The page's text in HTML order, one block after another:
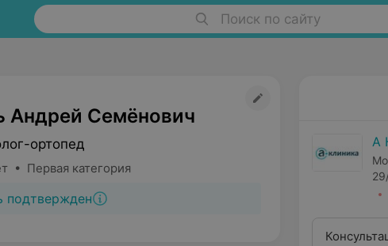
Поиск по сайту
Андрей Семёнович
ортопед
• Первая категория
подтвержден
А